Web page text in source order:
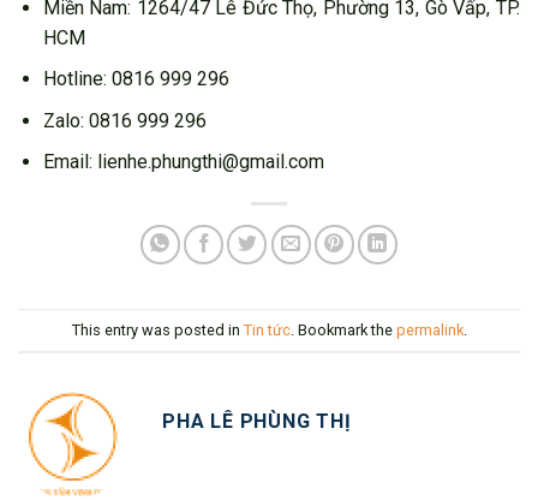
Miền Nam: 1264/47 Lê Đức Thọ, Phường 13, Gò Vấp, TP.
HCM
Hotline: 0816 999 296
Zalo: 0816 999 296
Email: lienhe.phungthi@gmail.com
This entry was posted in Tin tức. Bookmark the permalink.
PHA LÊ PHÙNG THỊ